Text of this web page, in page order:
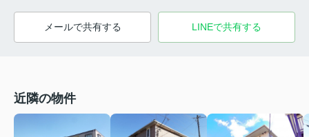
メールで共有する LINEで共有する
近隣の物件